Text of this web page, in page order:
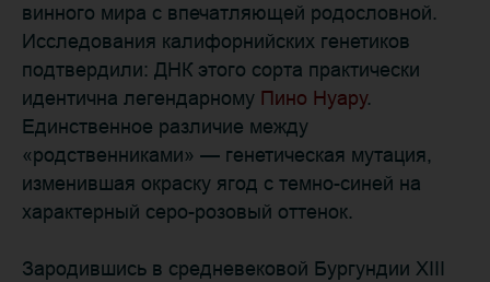
винного мира с впечатляющей родословной.
Исследования калифорнийских генетиков
подтвердили: ДНК этого сорта практически
идентична легендарному Пино Нуару.
Единственное различие между
«родственниками» — генетическая мутация,
изменившая окраску ягод с темно-синей на
характерный серо-розовый оттенок.
Зародившись в средневековой Бургундии XIII